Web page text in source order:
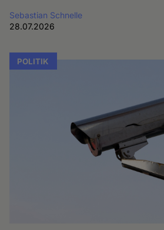
Sebastian Schnelle
28.07.2026
POLITIK